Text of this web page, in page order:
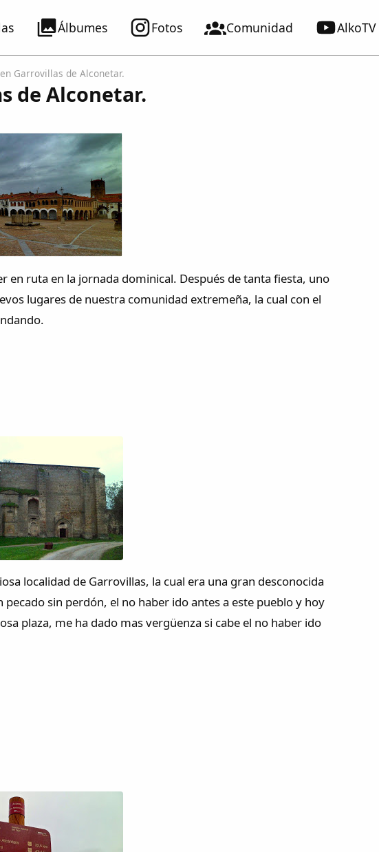
Álbumes Fotos Comunidad AlkoTV
Garrovillas de Alconetar.
de Alconetar.
en ruta en la jornada dominical. Después de tanta fiesta, uno
lugares de nuestra comunidad extremeña, la cual con el
localidad de Garrovillas, la cual era una gran desconocida
sin perdón, el no haber ido antes a este pueblo y hoy
plaza, me ha dado mas vergüenza si cabe el no haber ido